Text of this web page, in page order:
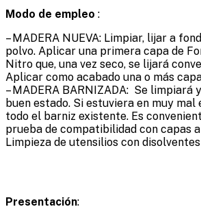
Modo de empleo :
– MADERA NUEVA: Limpiar, lijar a
polvo. Aplicar una primera capa de
Nitro que, una vez seco, se lijará
Aplicar como acabado una o más
– MADERA BARNIZADA: Se limpiará
buen estado. Si estuviera en muy
todo el barniz existente. Es
prueba de compatibilidad con capas
Limpieza de utensilios con
Presentación: